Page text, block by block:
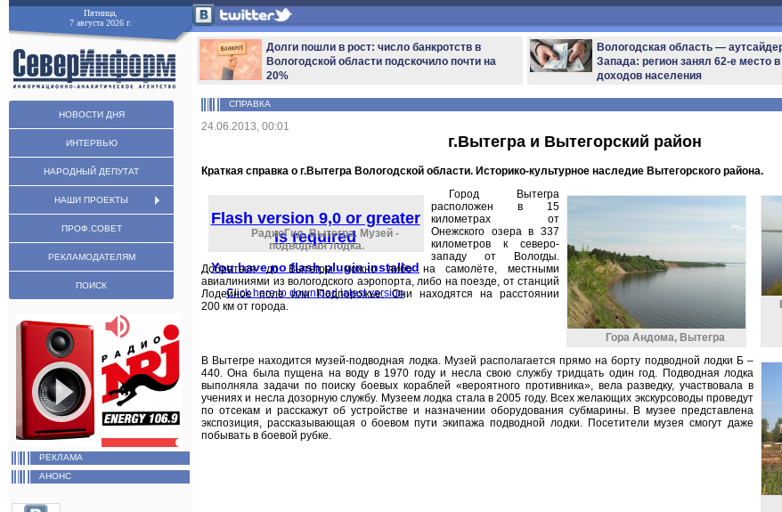
Пятница,
7 августа 2026 г.
НОВОСТИ ДНЯ
ИНТЕРВЬЮ
НАРОДНЫЙ ДЕПУТАТ
НАШИ ПРОЕКТЫ
ПРОФ.СОВЕТ
РЕКЛАМОДАТЕЛЯМ
ПОИСК
РЕКЛАМА
АНОНС
Долги пошли в рост: число банкротств в
Вологодской области подскочило почти на
20%
Вологодская область —
Запада: регион занял 62-е место в
доходов населения
СПРАВКА
24.06.2013, 00:01
г.Вытегра и Вытегорский район
Краткая справка о г.Вытегра Вологодской области. Историко-культурное наследие Вытегорского района.
Flash version 9,0 or greater
is required
You have no flash plugin installed
Click here to download latest version
РадиоГид. Вытегра. Музей -
подводная лодка.
Гора Андома, Вытегра
Город Вытегра
расположен в 15
километрах от
Онежского озера в 337
километров к северо-
западу от Вологды.
Добраться до Вытегры можно либо на самолёте, местными
авиалиниями из вологодского аэропорта, либо на поезде, от станций
Лодейное поле или Подпорожье. Они находятся на расстоянии
200 км от города.
В Вытегре находится музей-подводная лодка. Музей располагается прямо на борту подводной лодки Б –
440. Она была пущена на воду в 1970 году и несла свою службу тридцать один год. Подводная лодка
выполняла задачи по поиску боевых кораблей «вероятного противника», вела разведку, участвовала в
учениях и несла дозорную службу. Музеем лодка стала в 2005 году. Всех желающих экскурсоводы проведут
по отсекам и расскажут об устройстве и назначении оборудования субмарины. В музее представлена
экспозиция, рассказывающая о боевом пути экипажа подводной лодки. Посетители музея смогут даже
побывать в боевой рубке.